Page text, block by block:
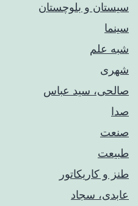
سیستان و بلوچستان
سینما
شبه علم
شهری
صالحی، سید عباس
صدا
صنعت
طبیعت
طنز و کاریکاتور
عابدی، سجاد